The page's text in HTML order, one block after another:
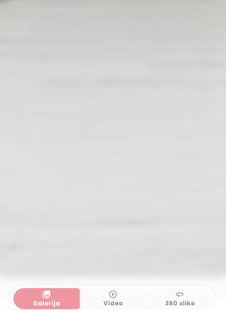
collections
Galerija
play_circle_outline
Video
360
360 slike